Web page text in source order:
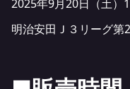
2025年9月20日（土）
明治安田Ｊ３リーグ